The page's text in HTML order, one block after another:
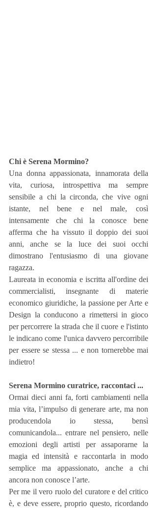
Chi è Serena Mormino?
Una donna appassionata, innamorata della
vita, curiosa, introspettiva ma sempre
sensibile a chi la circonda, che vive ogni
istante, nel bene e nel male, così
intensamente che chi la conosce bene
afferma che ha vissuto il doppio dei suoi
anni, anche se la luce dei suoi occhi
dimostrano l'entusiasmo di una giovane
ragazza.
Laureata in economia e iscritta all'ordine dei
commercialisti, insegnante di materie
economico giuridiche, la passione per Arte e
Design la conducono a rimettersi in gioco
per percorrere la strada che il cuore e l'istinto
le indicano come l'unica davvero percorribile
per essere se stessa ... e non tornerebbe mai
indietro!
Serena Mormino curatrice, raccontaci ...
Ormai dieci anni fa, forti cambiamenti nella
mia vita, l’impulso di generare arte, ma non
producendola io stessa, bensì
comunicandola... entrare nel pensiero, nelle
emozioni degli artisti per assaporarne la
magia ed intensità e raccontarla in modo
semplice ma appassionato, anche a chi
ancora non conosce l’arte.
Per me il vero ruolo del curatore e del critico
è, e deve essere, proprio questo, ricordando